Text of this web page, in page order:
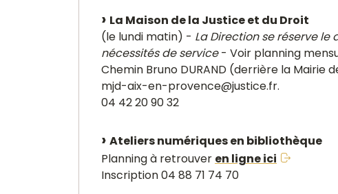
La Maison de la Justice et du Droit
(le lundi matin) - La Direction se réserve
nécessités de service- Voir planning
Chemin Bruno DURAND (derrière la Mairie
mjd-aix-en-provence@justice.fr.
04 42 20 90 32
Ateliers numériques en bibliothèque
Planning à retrouver en ligne ici
Inscription 04 88 71 74 70